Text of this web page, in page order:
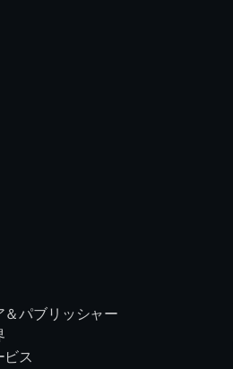
＆パブリッシャー
ビス